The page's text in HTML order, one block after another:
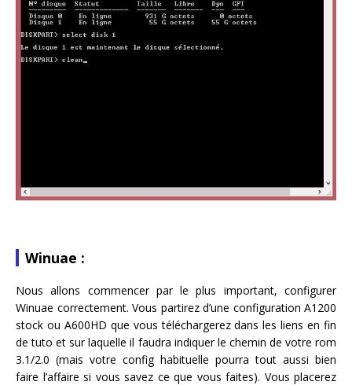
Winuae :
Nous allons commencer par le plus important, configurer
Winuae correctement. Vous partirez d’une configuration A1200
stock ou A600HD que vous téléchargerez dans les liens en fin
de tuto et sur laquelle il faudra indiquer le chemin de votre rom
3.1/2.0 (mais votre config habituelle pourra tout aussi bien
faire l’affaire si vous savez ce que vous faites). Vous placerez